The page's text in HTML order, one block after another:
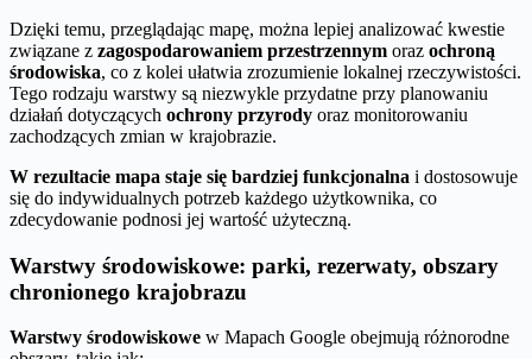
Dzięki temu, przeglądając mapę, można lepiej analizować kwestie
związane z zagospodarowaniem przestrzennym oraz ochroną
środowiska, co z kolei ułatwia zrozumienie lokalnej rzeczywistości.
Tego rodzaju warstwy są niezwykle przydatne przy planowaniu
działań dotyczących ochrony przyrody oraz monitorowaniu
zachodzących zmian w krajobrazie.
W rezultacie mapa staje się bardziej funkcjonalna i dostosowuje
się do indywidualnych potrzeb każdego użytkownika, co
zdecydowanie podnosi jej wartość użyteczną.
Warstwy środowiskowe: parki, rezerwaty, obszary
chronionego krajobrazu
Warstwy środowiskowe w Mapach Google obejmują różnorodne